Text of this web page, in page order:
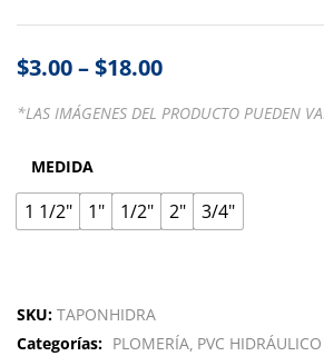
$3.00–$18.00
*LAS IMÁGENES DEL PRODUCTO PUEDEN
MEDIDA
1 1/2" 1" 1/2" 2" 3/4"
SKU: TAPONHIDRA
Categorías: PLOMERÍA PVC HIDRÁULICO